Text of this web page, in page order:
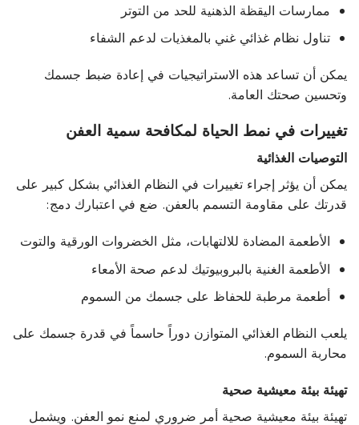
ممارسات اليقظة الذهنية للحد من التوتر
تناول نظام غذائي غني بالمغذيات لدعم الشفاء
يمكن أن تساعد هذه الاستراتيجيات في إعادة ضبط جسمك
وتحسين صحتك العامة.
تغييرات في نمط الحياة لمكافحة سمية العفن
التوصيات الغذائية
يمكن أن يؤثر إجراء تغييرات في النظام الغذائي بشكل كبير على
قدرتك على مقاومة التسمم بالعفن. ضع في اعتبارك دمج:
الأطعمة المضادة للالتهابات، مثل الخضروات الورقية والتوت
الأطعمة الغنية بالبروبيوتيك لدعم صحة الأمعاء
أطعمة مرطبة للحفاظ على جسمك من السموم
يلعب النظام الغذائي المتوازن دوراً حاسماً في قدرة جسمك على
محاربة السموم.
تهيئة بيئة معيشية صحية
تهيئة بيئة معيشية صحية أمر ضروري لمنع نمو العفن. ويشمل